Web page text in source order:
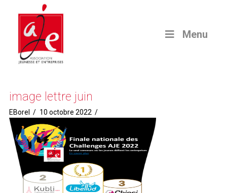
Menu
image lettre juin
EBorel 10 octobre 2022